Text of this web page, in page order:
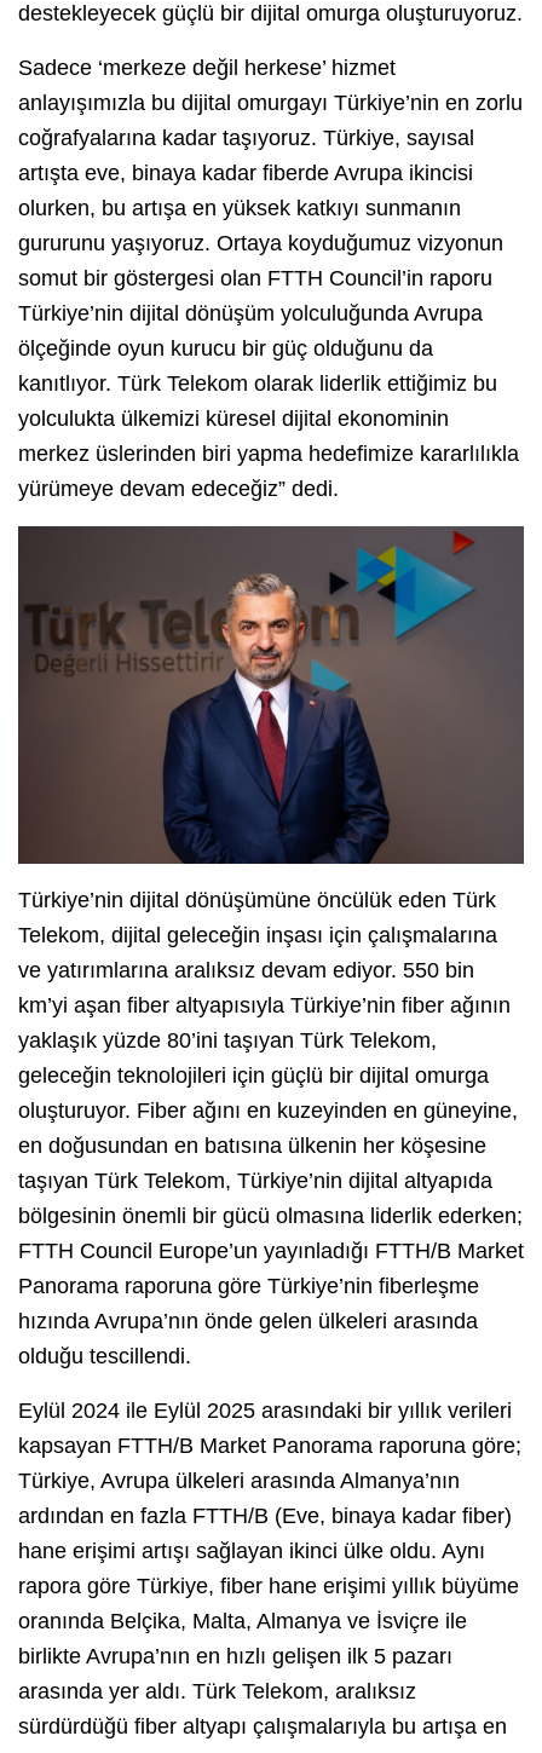
destekleyecek güçlü bir dijital omurga oluşturuyoruz.
Sadece ‘merkeze değil herkese’ hizmet
anlayışımızla bu dijital omurgayı Türkiye’nin en zorlu
coğrafyalarına kadar taşıyoruz. Türkiye, sayısal
artışta eve, binaya kadar fiberde Avrupa ikincisi
olurken, bu artışa en yüksek katkıyı sunmanın
gururunu yaşıyoruz. Ortaya koyduğumuz vizyonun
somut bir göstergesi olan FTTH Council’in raporu
Türkiye’nin dijital dönüşüm yolculuğunda Avrupa
ölçeğinde oyun kurucu bir güç olduğunu da
kanıtlıyor. Türk Telekom olarak liderlik ettiğimiz bu
yolculukta ülkemizi küresel dijital ekonominin
merkez üslerinden biri yapma hedefimize kararlılıkla
yürümeye devam edeceğiz” dedi.
Türkiye’nin dijital dönüşümüne öncülük eden Türk
Telekom, dijital geleceğin inşası için çalışmalarına
ve yatırımlarına aralıksız devam ediyor. 550 bin
km’yi aşan fiber altyapısıyla Türkiye’nin fiber ağının
yaklaşık yüzde 80’ini taşıyan Türk Telekom,
geleceğin teknolojileri için güçlü bir dijital omurga
oluşturuyor. Fiber ağını en kuzeyinden en güneyine,
en doğusundan en batısına ülkenin her köşesine
taşıyan Türk Telekom, Türkiye’nin dijital altyapıda
bölgesinin önemli bir gücü olmasına liderlik ederken;
FTTH Council Europe’un yayınladığı FTTH/B Market
Panorama raporuna göre Türkiye’nin fiberleşme
hızında Avrupa’nın önde gelen ülkeleri arasında
olduğu tescillendi.
Eylül 2024 ile Eylül 2025 arasındaki bir yıllık verileri
kapsayan FTTH/B Market Panorama raporuna göre;
Türkiye, Avrupa ülkeleri arasında Almanya’nın
ardından en fazla FTTH/B (Eve, binaya kadar fiber)
hane erişimi artışı sağlayan ikinci ülke oldu. Aynı
rapora göre Türkiye, fiber hane erişimi yıllık büyüme
oranında Belçika, Malta, Almanya ve İsviçre ile
birlikte Avrupa’nın en hızlı gelişen ilk 5 pazarı
arasında yer aldı. Türk Telekom, aralıksız
sürdürdüğü fiber altyapı çalışmalarıyla bu artışa en